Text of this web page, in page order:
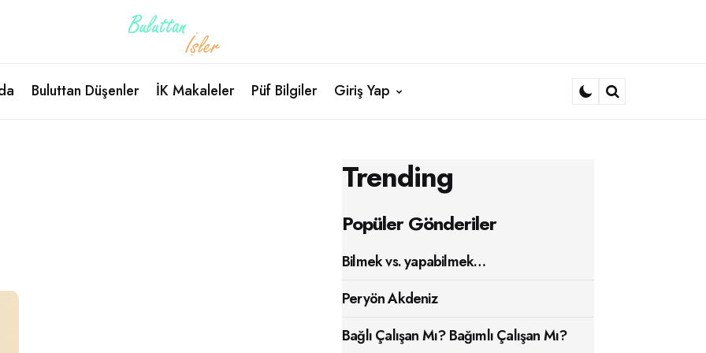
Buluttan Düşenler İK Makaleler Püf Bilgiler
Giriş Yap
Trending
Popüler Gönderiler
Bilmek vs. yapabilmek…
Peryön Akdeniz
Bağlı Çalışan Mı? Bağımlı Çalışan Mı?